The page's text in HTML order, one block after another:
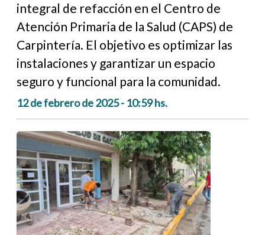
integral de refacción en el Centro de
Atención Primaria de la Salud (CAPS) de
Carpintería. El objetivo es optimizar las
instalaciones y garantizar un espacio
seguro y funcional para la comunidad.
12 de febrero de 2025 - 10:59 hs.